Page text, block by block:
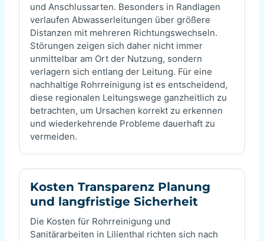
und Anschlussarten. Besonders in Randlagen
verlaufen Abwasserleitungen über größere
Distanzen mit mehreren Richtungswechseln.
Störungen zeigen sich daher nicht immer
unmittelbar am Ort der Nutzung, sondern
verlagern sich entlang der Leitung. Für eine
nachhaltige Rohrreinigung ist es entscheidend,
diese regionalen Leitungswege ganzheitlich zu
betrachten, um Ursachen korrekt zu erkennen
und wiederkehrende Probleme dauerhaft zu
vermeiden.
Kosten Transparenz Planung
und langfristige Sicherheit
Die Kosten für Rohrreinigung und
Sanitärarbeiten in Lilienthal richten sich nach